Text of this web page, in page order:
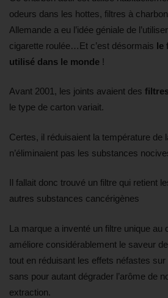
odeurs dans les hottes, filtres à
Allemande a eu l’idée géniale de
cigarette roulée…Et c’est désormais le
utilisé dans le monde !
Avant 2001, les joints avaient des
le type de carton variait.
Certes, il réduisaient la température de
n’éliminaient pas les substances
Il fallait donc trouvé un filtre qui retient
autres substances cancérigènes
La marque a inventé un filtre unique au
améliore considérablement le saveur
tout en réduisant les effets néfastes
sans pour autant dégrader l’arôme de
extraction.